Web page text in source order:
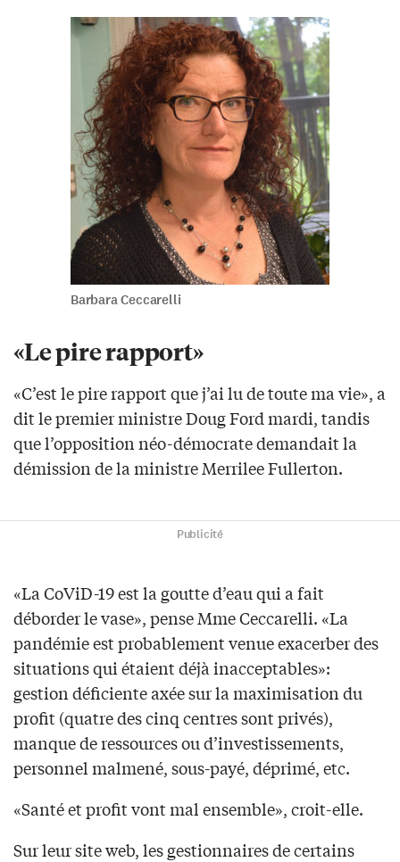
Barbara Ceccarelli
«Le pire rapport»
«C’est le pire rapport que j’ai lu de toute ma vie», a
dit le premier ministre Doug Ford mardi, tandis
que l’opposition néo-démocrate demandait la
démission de la ministre Merrilee Fullerton.
Publicité
«La CoViD-19 est la goutte d’eau qui a fait
déborder le vase», pense Mme Ceccarelli. «La
pandémie est probablement venue exacerber des
situations qui étaient déjà inacceptables»:
gestion déficiente axée sur la maximisation du
profit (quatre des cinq centres sont privés),
manque de ressources ou d’investissements,
personnel malmené, sous-payé, déprimé, etc.
«Santé et profit vont mal ensemble», croit-elle.
Sur leur site web, les gestionnaires de certains